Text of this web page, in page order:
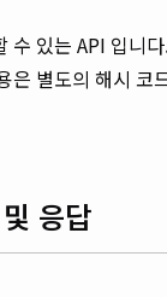
수 있는 API 입니
은 별도의 해시 코
응답